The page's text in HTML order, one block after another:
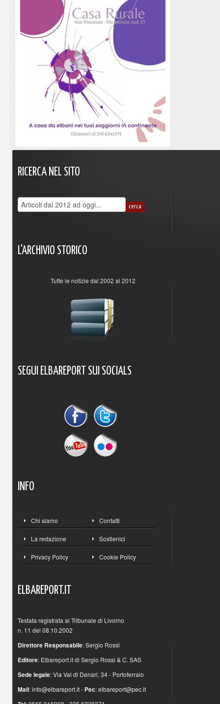
RICERCA NEL SITO
L'ARCHIVIO STORICO
Tutte le notizie dal 2002 al 2012
SEGUI ELBAREPORT SUI SOCIALS
INFO
Chi siamo Contatti
La redazione Sostienici
Privacy Policy Cookie Policy
ELBAREPORT.IT
Testata registrata al Tribunale di Livorno
n. 11 del 08.10.2002
Direttore Responsabile: Sergio Rossi
Editore: Elbareport.it di Sergio Rossi & C. SAS
Sede legale: Via Val di Denari, 34 - Portoferraio
Mail:info@elbareport.it- Pec:elbareport@pec.it